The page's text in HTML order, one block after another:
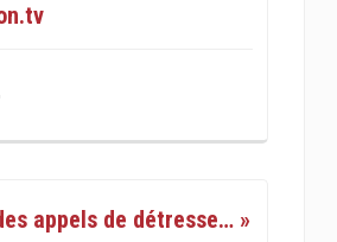
appels de détresse… »